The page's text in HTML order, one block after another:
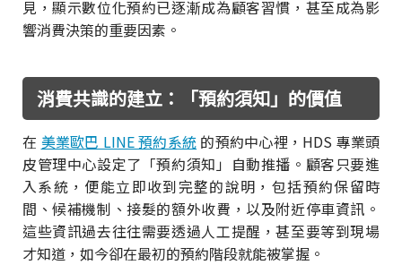
見，顯示數位化預約已逐漸成為顧客習慣，甚至成為影
響消費決策的重要因素。
消費共識的建立：「預約須知」的價值
在 美業歐巴 LINE 預約系統 的預約中心裡，HDS 專業頭
皮管理中心設定了「預約須知」自動推播。顧客只要進
入系統，便能立即收到完整的說明，包括預約保留時
間、候補機制、接髮的額外收費，以及附近停車資訊。
這些資訊過去往往需要透過人工提醒，甚至要等到現場
才知道，如今卻在最初的預約階段就能被掌握。